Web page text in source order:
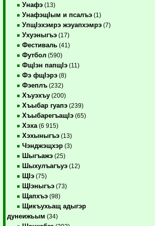
Унафэ (13)
УнафэщIым и псалъэ (1)
УпщIэхэмрэ жэуапхэмрэ (7)
Ухуэныгъэ (17)
Фестиваль (41)
Футбол (590)
ФщIэн папщIэ (11)
Фэ фщIэрэ (8)
Фэеплъ (232)
Хъуэхъу (200)
Хъыбар гуапэ (239)
ХъыбарегъащIэ (65)
Хэха (6 915)
Хэхыныгъэ (13)
Чэнджэщхэр (3)
Шыгъажэ (25)
Шыхулъагъуэ (12)
ЩIэ (75)
ЩIэныгъэ (73)
Щапхъэ (98)
Щикъухьащ адыгэр
дунеижьым (34)